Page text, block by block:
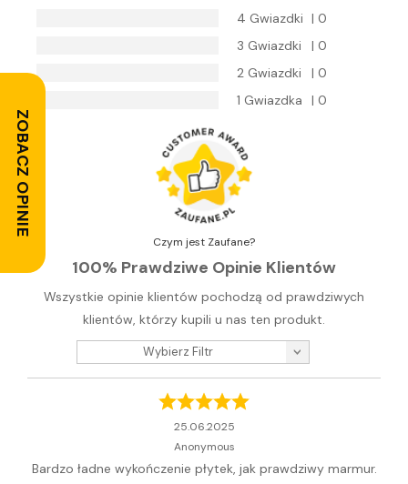
4 Gwiazdki | 0
3 Gwiazdki
| 0
2 Gwiazdki
| 0
1 Gwiazdka
| 0
Czym jest Zaufane?
100% Prawdziwe Opinie Klientów
Wszystkie opinie klientów pochodzą od prawdziwych
klientów, którzy kupili u nas ten produkt.
Wybierz Filtr
25.06.2025
Anonymous
Bardzo ładne wykończenie płytek, jak prawdziwy marmur.
ZOBACZ OPINIE